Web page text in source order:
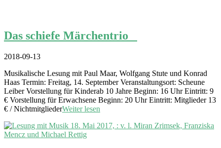
Das schiefe Märchentrio
2018-09-13
Musikalische Lesung mit Paul Maar, Wolfgang Stute und Konrad
Haas Termin: Freitag, 14. September Veranstaltungsort: Scheune
Leiber Vorstellung für Kinderab 10 Jahre Beginn: 16 Uhr Eintritt: 9
€ Vorstellung für Erwachsene Beginn: 20 Uhr Eintritt: Mitglieder 13
€ / NichtmitgliederWeiter lesen